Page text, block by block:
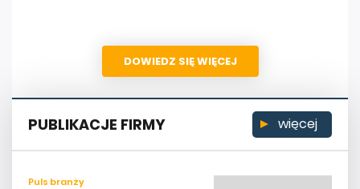
DOWIEDZ SIĘ WIĘCEJ
PUBLIKACJE FIRMY więcej
Puls branży